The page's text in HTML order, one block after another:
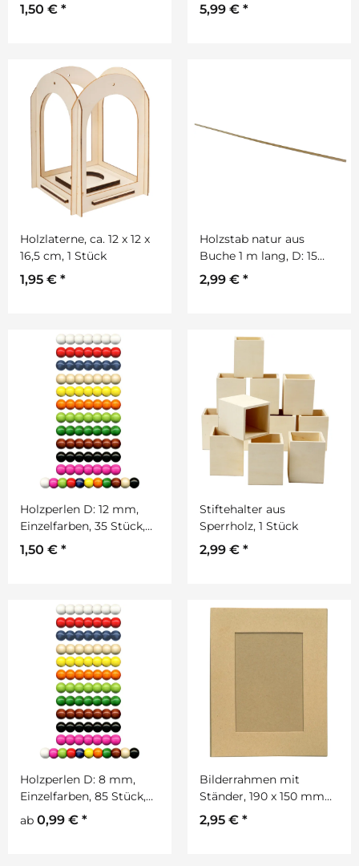
1,50 € * 5,99 € *
Holzlaterne, ca. 12 x 12 x
16,5 cm, 1 Stück
1,95 € *
Holzstab natur aus
Buche 1 m lang, D: 15
mm
2,99 € *
Holzperlen D: 12 mm,
Einzelfarben, 35 Stück,
mit Lochbohrung
1,50 € *
Stiftehalter aus
Sperrholz, 1 Stück
2,99 € *
Holzperlen D: 8 mm,
Einzelfarben, 85 Stück,
mit Lochbohrung
ab 0,99 € *
Bilderrahmen mit
Ständer, 190 x 150 mm
aus Pappmaché
2,95 € *